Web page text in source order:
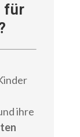
für
ihre